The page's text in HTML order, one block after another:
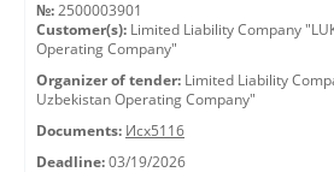
№: 2500003901
Customer(s): Limited Liability Company
Operating Company"
Organizer of tender: Limited Liability
Uzbekistan Operating Company"
Documents: Исх5116
Deadline: 03/19/2026